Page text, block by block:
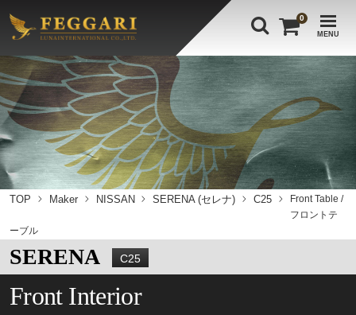
MENU
0
TOP Maker NISSAN SERENA (セレナ) C25
Front Table /
フロントテ
ーブル
SERENA C25
Front Interior